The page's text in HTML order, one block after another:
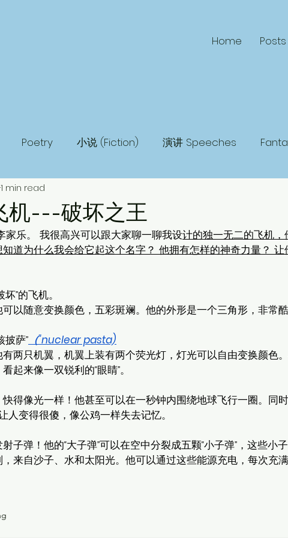
Home Posts
Poetry 小说 (Fiction) 演讲 Speeches
Fiction
机---破坏之王
1 min read
家乐。 我很高兴可以跟大家聊一聊我设计的独一无二的飞机，
道为什么我会给它起这个名字？ 他拥有怎样的神奇力量？ 让
”的飞机。
以随意变换颜色，五彩斑斓。他的外形是一个三角形，非常酷
披萨” （"nuclear pasta)
两只机翼，机翼上装有两个荧光灯，灯光可以自由变换颜色
起来像一双锐利的“眼睛”。
得像光一样！他甚至可以在一秒钟内围绕地球飞行一圈。同
变得很傻，像公鸡一样失去记忆。
子弹！他的“大子弹”可以在空中分裂成五颗“小子弹”，这些小
来自沙子、水和太阳光。他可以通过这些能源充电，每次充